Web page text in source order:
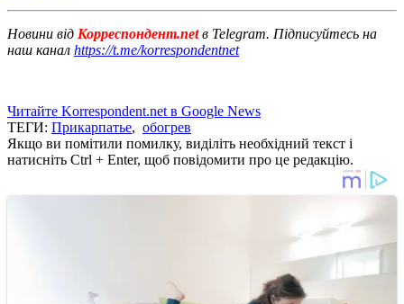
Новини від Корреспондент.netв Telegram. Підписуйтесь на
наш канал https://t.me/korrespondentnet
Читайте Korrespondent.net в Google News
ТЕГИ: Прикарпатье, обогрев
Якщо ви помітили помилку, виділіть необхідний текст і
натисніть Ctrl + Enter, щоб повідомити про це редакцію.